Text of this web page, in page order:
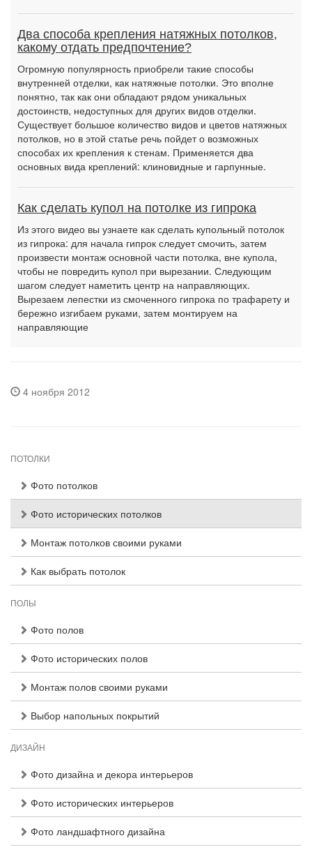
Два способа крепления натяжных потолков,
какому отдать предпочтение?
Огромную популярность приобрели такие способы
внутренней отделки, как натяжные потолки. Это вполне
понятно, так как они обладают рядом уникальных
достоинств, недоступных для других видов отделки.
Существует большое количество видов и цветов натяжных
потолков, но в этой статье речь пойдет о возможных
способах их крепления к стенам. Применяется два
основных вида креплений: клиновидные и гарпунные.
Как сделать купол на потолке из гипрока
Из этого видео вы узнаете как сделать купольный потолок
из гипрока: для начала гипрок следует смочить, затем
произвести монтаж основной части потолка, вне купола,
чтобы не повредить купол при вырезании. Следующим
шагом следует наметить центр на направляющих.
Вырезаем лепестки из смоченного гипрока по трафарету и
бережно изгибаем руками, затем монтируем на
направляющие
4 ноября 2012
ПОТОЛКИ
Фото потолков
Фото исторических потолков
Монтаж потолков своими руками
Как выбрать потолок
ПОЛЫ
Фото полов
Фото исторических полов
Монтаж полов своими руками
Выбор напольных покрытий
ДИЗАЙН
Фото дизайна и декора интерьеров
Фото исторических интерьеров
Фото ландшафтного дизайна